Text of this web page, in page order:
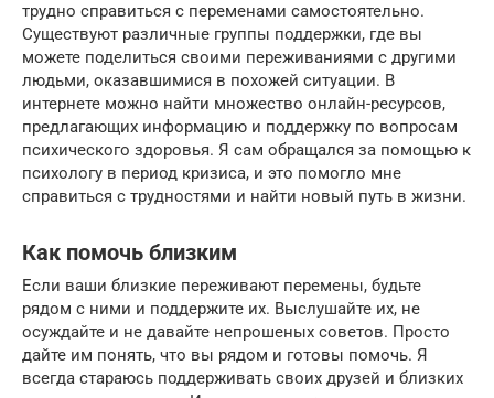
трудно справиться с переменами самостоятельно.
Существуют различные группы поддержки, где вы
можете поделиться своими переживаниями с другими
людьми, оказавшимися в похожей ситуации. В
интернете можно найти множество онлайн-ресурсов,
предлагающих информацию и поддержку по вопросам
психического здоровья. Я сам обращался за помощью к
психологу в период кризиса, и это помогло мне
справиться с трудностями и найти новый путь в жизни.
Как помочь близким
Если ваши близкие переживают перемены, будьте
рядом с ними и поддержите их. Выслушайте их, не
осуждайте и не давайте непрошеных советов. Просто
дайте им понять, что вы рядом и готовы помочь. Я
всегда стараюсь поддерживать своих друзей и близких